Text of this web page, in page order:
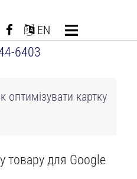
EN
6403
оптимізувати картку
товару для Google